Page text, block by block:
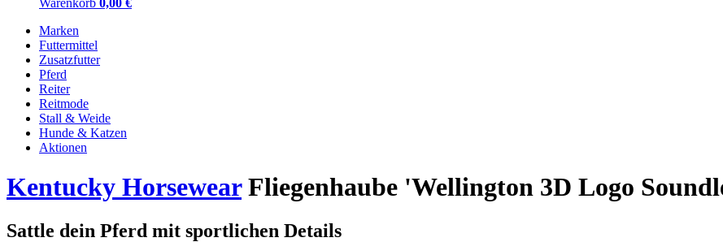
Warenkorb 0,00 €
Marken
Futtermittel
Zusatzfutter
Pferd
Reiter
Reitmode
Stall & Weide
Hunde & Katzen
Aktionen
Kentucky HorsewearFliegenhaube 'Wellington 3D Logo
Sattle dein Pferd mit sportlichen Details